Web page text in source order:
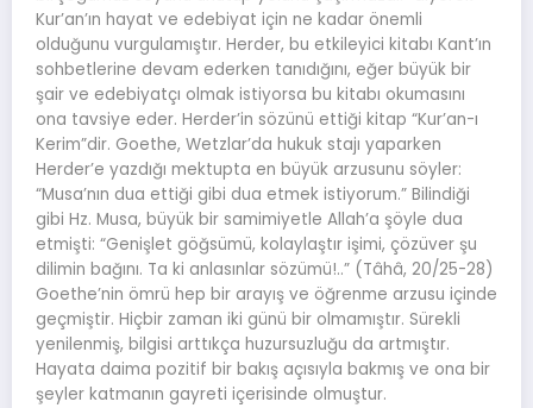
Kur’an’ın hayat ve edebiyat için ne kadar önemli
olduğunu vurgulamıştır. Herder, bu etkileyici kitabı Kant’ın
sohbetlerine devam ederken tanıdığını, eğer büyük bir
şair ve edebiyatçı olmak istiyorsa bu kitabı okumasını
ona tavsiye eder. Herder’in sözünü ettiği kitap “Kur’an-ı
Kerim”dir. Goethe, Wetzlar’da hukuk stajı yaparken
Herder’e yazdığı mektupta en büyük arzusunu söyler:
“Musa’nın dua ettiği gibi dua etmek istiyorum.” Bilindiği
gibi Hz. Musa, büyük bir samimiyetle Allah’a şöyle dua
etmişti: “Genişlet göğsümü, kolaylaştır işimi, çözüver şu
dilimin bağını. Ta ki anlasınlar sözümü!..” (Tâhâ, 20/25-28)
Goethe’nin ömrü hep bir arayış ve öğrenme arzusu içinde
geçmiştir. Hiçbir zaman iki günü bir olmamıştır. Sürekli
yenilenmiş, bilgisi arttıkça huzursuzluğu da artmıştır.
Hayata daima pozitif bir bakış açısıyla bakmış ve ona bir
şeyler katmanın gayreti içerisinde olmuştur.